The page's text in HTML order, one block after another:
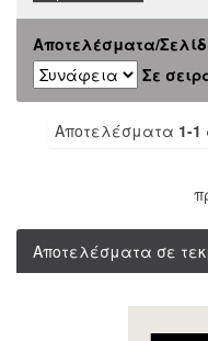
Αποτελέσματα/
Σε
Αποτελέσματα 1-1
Αποτελέσματα σε